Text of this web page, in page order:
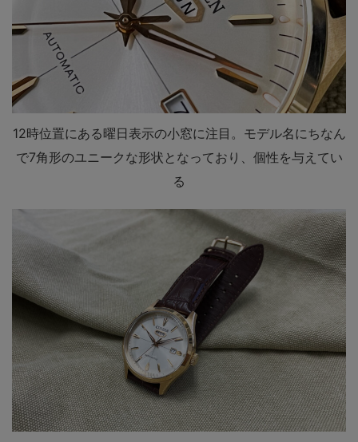
12時位置にある曜日表示の小窓に注目。モデル名にちなん
で7角形のユニークな形状となっており、個性を与えてい
る